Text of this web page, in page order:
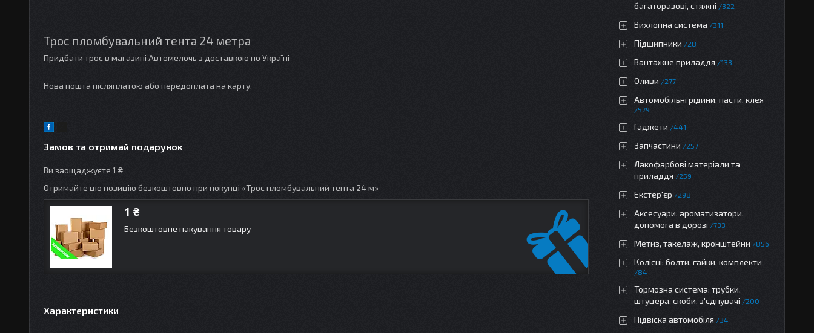
Трос пломбувальний тента 24 метра
Придбати трос в магазині Автомелочь з доставкою по Україні
Нова пошта післяплатою або передоплата на карту.
Замов та отримай подарунок
Ви заощаджуєте 1 ₴
Отримайте цю позицію безкоштовно при покупці «Трос пломбувальний тента 24 м»
1 ₴
Безкоштовне пакування товару
Характеристики
багаторазові, стяжні
322
Вихлопна система 311
Підшипники 28
Вантажне приладдя 133
Оливи 277
Автомобільні рідини, пасти, клея
579
Гаджети 441
Запчастини 257
Лакофарбові матеріали та
приладдя
259
Екстер'єр 298
Аксесуари, ароматизатори,
допомога в дорозі
733
Метиз, такелаж, кронштейни 856
Колісні: болти, гайки, комплекти
84
Тормозна система: трубки,
штуцера, скоби, з'єднувачі
200
Підвіска автомобіля 34